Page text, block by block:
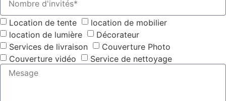
Location de tente
location de mobilier
location de lumière
Décorateur
Services de livraison
Couverture Photo
Couverture vidéo
Service de nettoyage